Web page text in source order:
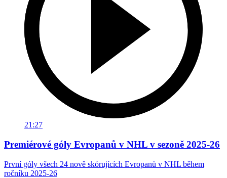
21:27
Premiérové góly Evropanů v NHL v sezoně 2025-26
První góly všech 24 nově skórujících Evropanů v NHL během
ročníku 2025-26